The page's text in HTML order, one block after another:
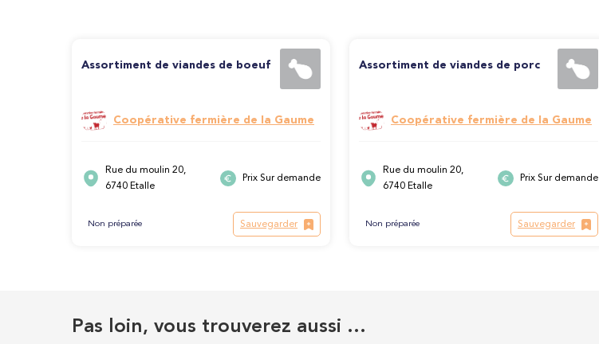
Assortiment de viandes de boeuf
Coopérative fermière de la Gaume
Rue du moulin 20,
6740 Etalle
Prix Sur demande
Non préparée Sauvegarder
Assortiment de viandes de porc
Coopérative fermière de la Gaume
Rue du moulin 20,
6740 Etalle
Prix Sur demande
Non préparée Sauvegarder
Pas loin, vous trouverez aussi …